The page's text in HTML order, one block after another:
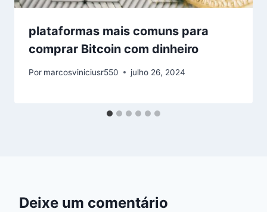
plataformas mais comuns para
comprar Bitcoin com dinheiro
Por marcosviniciusr550 julho 26, 2024
Deixe um comentário